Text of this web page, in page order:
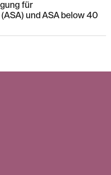
für
und ASA below 40